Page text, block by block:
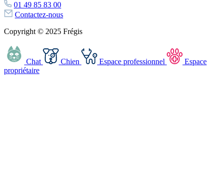
01 49 85 83 00
Contactez-nous
Copyright © 2025 Frégis
Chat Chien Espace professionnel
Espace
propriétaire